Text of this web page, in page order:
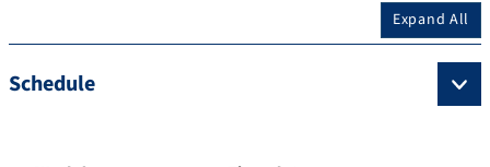
Expand All
Schedule